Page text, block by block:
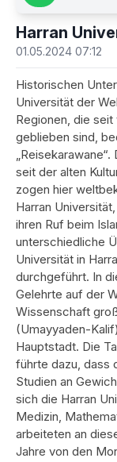
Harran
01.05.2024 07:12
Historischen
Universität der
Regionen, die
geblieben sind,
seit der alten
zogen hier
Harran
ihren Ruf beim
unterschiedliche
Universität in
durchgeführt. In
Gelehrte auf der
Wissenschaft
(Umayyaden-
Hauptstadt. Die
führte dazu, dass
Studien an
sich die Harran
Medizin,
arbeiteten an
Jahre von den